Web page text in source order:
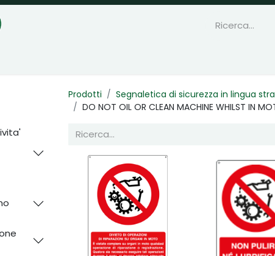
Prodotti Segnaletica di sicurezza in lingua
DO NOT OIL OR CLEAN MACHINE WHILST IN